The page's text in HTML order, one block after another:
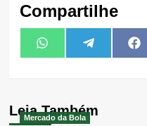
Compartilhe
Share
on
WhatsAppShare
on
Telegram
Leia Também
Mercado da Bola